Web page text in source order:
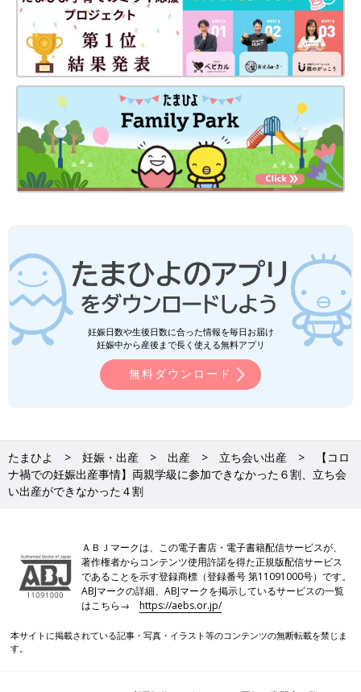
妊娠日数や生後日数に合った情報を毎日お届け
妊娠中から産後まで長く使える無料アプリ
無料ダウンロード
たまひよ 妊娠・出産 出産 立ち会い出産
【コロ
ナ禍での妊娠出産事情】両親学級に参加できなかった６割、立ち会
い出産ができなかった４割
ＡＢＪマークは、この電子書店・電子書籍配信サービスが、
著作権者からコンテンツ使用許諾を得た正規版配信サービス
であることを示す登録商標（登録番号 第11091000号）です。
ABJマークの詳細、ABJマークを掲示しているサービスの一覧
はこちら→https://aebs.or.jp/
本サイトに掲載されている記事・写真・イラスト等のコンテンツの無断転載を禁じま
す。